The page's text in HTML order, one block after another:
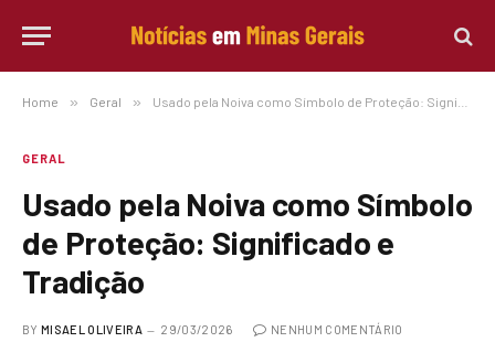
Home » Geral » Usado pela Noiva como Símbolo de Proteção: Significado e Tradição
GERAL
Usado pela Noiva como Símbolo
de Proteção: Significado e
Tradição
BY MISAEL OLIVEIRA 29/03/2026
NENHUM COMENTÁRIO